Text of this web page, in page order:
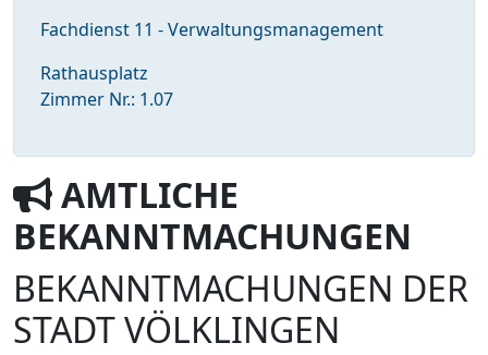
Fachdienst 11 - Verwaltungsmanagement
Rathausplatz
Zimmer Nr.: 1.07
AMTLICHE
BEKANNTMACHUNGEN
BEKANNTMACHUNGEN DER
STADT VÖLKLINGEN